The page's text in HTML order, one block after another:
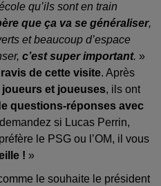
qu’ils sont en train
que ça va se généraliser,
et beaucoup d’espace
c’est super important. »
ravis de cette visite. Après
et joueuses, ils ont
questions-réponses avec
si Lucas Perrin,
le PSG ou l’OM, il vous
! »
le souhaite le président